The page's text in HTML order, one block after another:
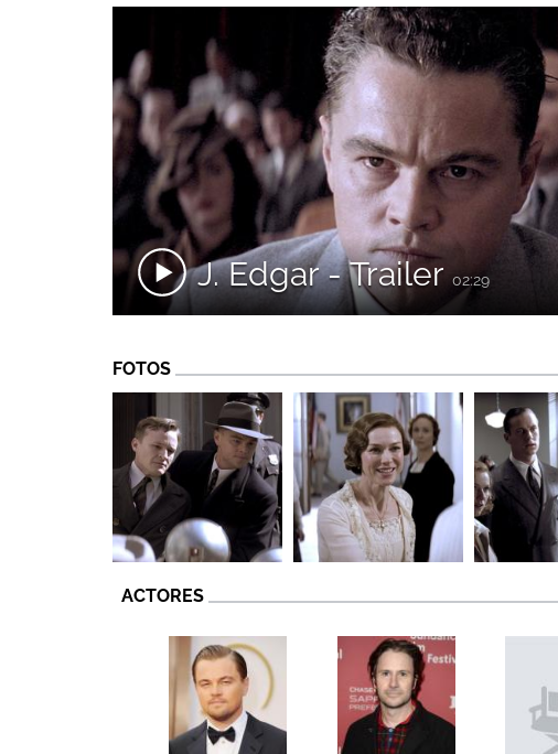
J. Edgar - Trailer02:29
FOTOS
ACTORES